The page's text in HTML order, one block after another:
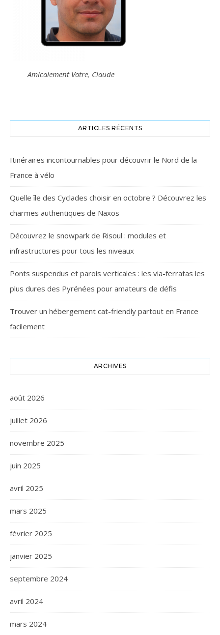
Amicalement Votre, Claude
ARTICLES RÉCENTS
Itinéraires incontournables pour découvrir le Nord de la
France à vélo
Quelle île des Cyclades choisir en octobre ? Découvrez les
charmes authentiques de Naxos
Découvrez le snowpark de Risoul : modules et
infrastructures pour tous les niveaux
Ponts suspendus et parois verticales : les via-ferratas les
plus dures des Pyrénées pour amateurs de défis
Trouver un hébergement cat-friendly partout en France
facilement
ARCHIVES
août 2026
juillet 2026
novembre 2025
juin 2025
avril 2025
mars 2025
février 2025
janvier 2025
septembre 2024
avril 2024
mars 2024